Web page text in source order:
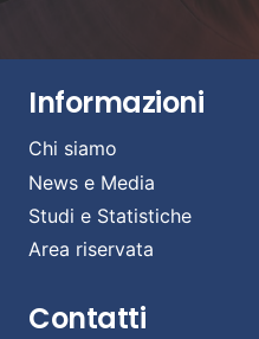
Informazioni
Chi siamo
News e Media
Studi e Statistiche
Area riservata
Contatti